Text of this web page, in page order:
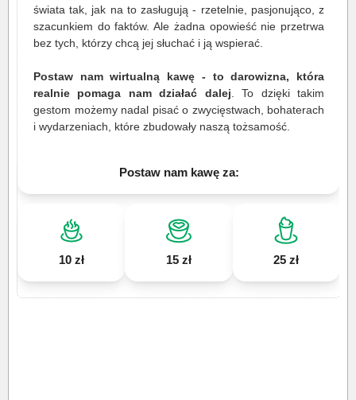
świata tak, jak na to zasługują - rzetelnie, pasjonująco, z
szacunkiem do faktów. Ale żadna opowieść nie przetrwa
bez tych, którzy chcą jej słuchać i ją wspierać.
Postaw nam wirtualną kawę - to darowizna, która
realnie pomaga nam działać dalej . To dzięki takim
gestom możemy nadal pisać o zwycięstwach, bohaterach
i wydarzeniach, które zbudowały naszą tożsamość.
Postaw nam kawę za:
10 zł 15 zł 25 zł